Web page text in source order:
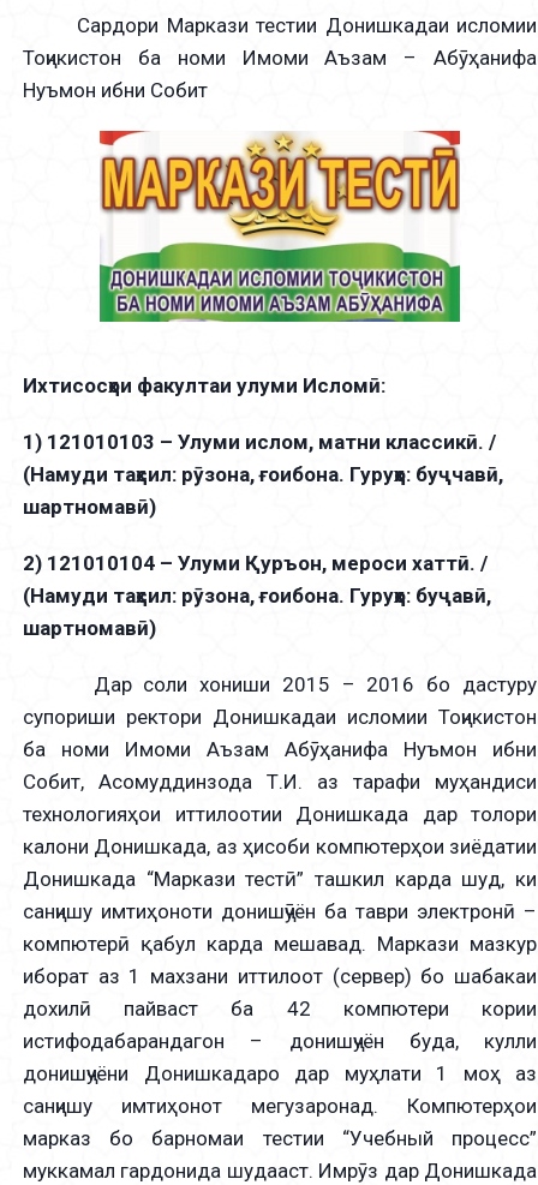
Сардори Маркази тестии Донишкадаи исломии
Тоҷикистон ба номи Имоми Аъзам – Абӯҳанифа
Нуъмон ибни Собит
Ихтисосҳои факултаи улуми Исломӣ:
1) 121010103 – Улуми ислом, матни классикӣ. /
(Намуди таҳсил: рӯзона, ғоибона. Гуруҳҳо: буҷчавӣ,
шартномавӣ)
2) 121010104 – Улуми Қуръон, мероси хаттӣ. /
(Намуди таҳсил: рӯзона, ғоибона. Гуруҳҳо: буҷавӣ,
шартномавӣ)
Дар соли хониши 2015 – 2016 бо дастуру
супориши ректори Донишкадаи исломии Тоҷикистон
ба номи Имоми Аъзам Абӯҳанифа Нуъмон ибни
Собит, Асомуддинзода Т.И. аз тарафи муҳандиси
технологияҳои иттилоотии Донишкада дар толори
калони Донишкада, аз ҳисоби компютерҳои зиёдатии
Донишкада “Маркази тестӣ” ташкил карда шуд, ки
санҷишу имтиҳоноти донишҷӯён ба таври электронӣ –
компютерӣ қабул карда мешавад. Маркази мазкур
иборат аз 1 махзани иттилоот (сервер) бо шабакаи
дохилӣ пайваст ба 42 компютери кории
истифодабарандагон – донишҷуён буда, кулли
донишҷуёни Донишкадаро дар муҳлати 1 моҳ аз
санҷишу имтиҳонот мегузаронад. Компютерҳои
марказ бо барномаи тестии “Учебный процесс”
муккамал гардонида шудааст. Имрӯз дар Донишкада